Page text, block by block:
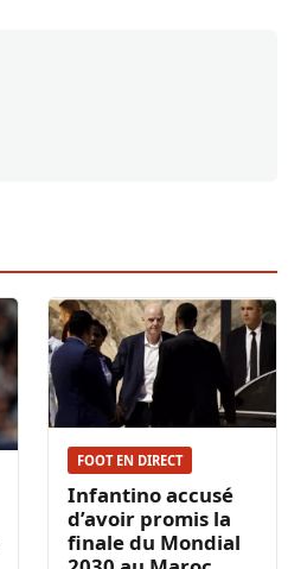
FOOT EN DIRECT
Infantino accusé
d’avoir promis la
finale du Mondial